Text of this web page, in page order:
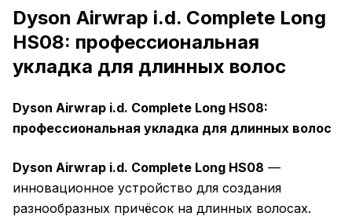
Dyson Airwrap i.d. Complete Long
HS08: профессиональная
укладка для длинных волос
Dyson Airwrap i.d. Complete Long HS08:
профессиональная укладка для длинных волос
Dyson Airwrap i.d. Complete Long HS08 —
инновационное устройство для создания
разнообразных причёсок на длинных волосах.